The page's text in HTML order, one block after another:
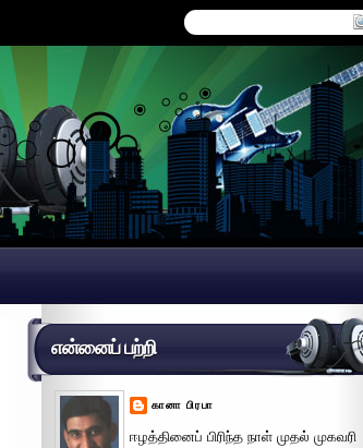
என்னைப் பற்றி
கானா பிரபா
ஈழத்தினைப் பிரிந்த நாள் முதல் முகவரி